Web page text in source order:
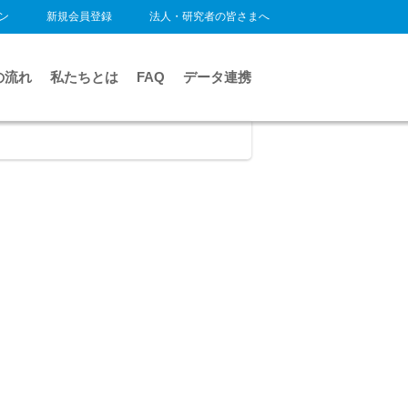
新規会員登録 法人・研究者の皆さまへ
流れ 私たちとは FAQ データ連携